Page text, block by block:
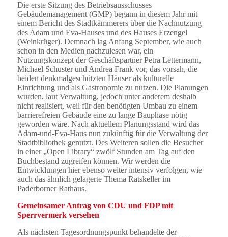
Die erste Sitzung des Betriebsausschusses
Gebäudemanagement (GMP) begann in diesem Jahr mit
einem Bericht des Stadtkämmerers über die Nachnutzung
des Adam und Eva-Hauses und des Hauses Erzengel
(Weinkrüger). Demnach lag Anfang September, wie auch
schon in den Medien nachzulesen war, ein
Nutzungskonzept der Geschäftspartner Petra Lettermann,
Michael Schuster und Andrea Frank vor, das vorsah, die
beiden denkmalgeschützten Häuser als kulturelle
Einrichtung und als Gastronomie zu nutzen. Die Planungen
wurden, laut Verwaltung, jedoch unter anderem deshalb
nicht realisiert, weil für den benötigten Umbau zu einem
barrierefreien Gebäude eine zu lange Bauphase nötig
geworden wäre. Nach aktuellem Planungsstand wird das
Adam-und-Eva-Haus nun zukünftig für die Verwaltung der
Stadtbibliothek genutzt. Des Weiteren sollen die Besucher
in einer „Open Library“ zwölf Stunden am Tag auf den
Buchbestand zugreifen können. Wir werden die
Entwicklungen hier ebenso weiter intensiv verfolgen, wie
auch das ähnlich gelagerte Thema Ratskeller im
Paderborner Rathaus.
Gemeinsamer Antrag von CDU und FDP mit
Sperrvermerk versehen
Als nächsten Tagesordnungspunkt behandelte der